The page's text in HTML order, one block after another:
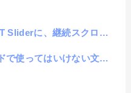
スクロール機能の追加（AI開発事例）
使ってはいけない文字列